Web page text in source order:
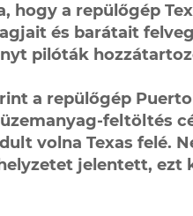
hogy a repülőgép
és barátait
pilóták
a repülőgép
feltöltés
volna Texas felé.
jelentett,